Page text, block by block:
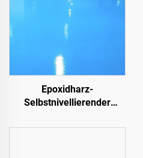
Epoxidharz-
Selbstnivellierender
gewerbliche, industrielle